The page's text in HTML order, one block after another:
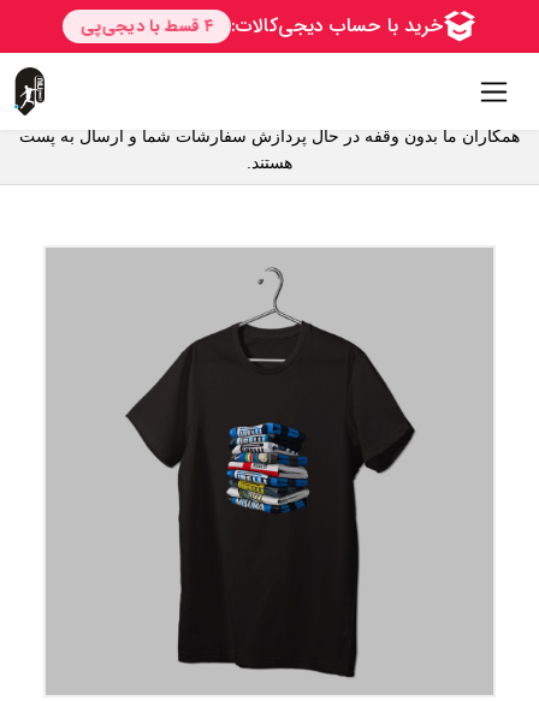
همکاران ما بدون وقفه در حال پردازش سفارشات شما و ارسال به پست
هستند.